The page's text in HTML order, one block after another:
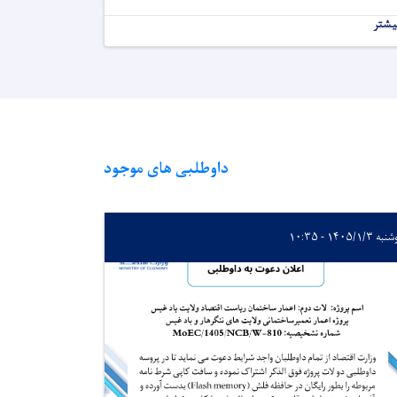
داوطلبی های موجود
۱/۳ - ۱۰:۳۵